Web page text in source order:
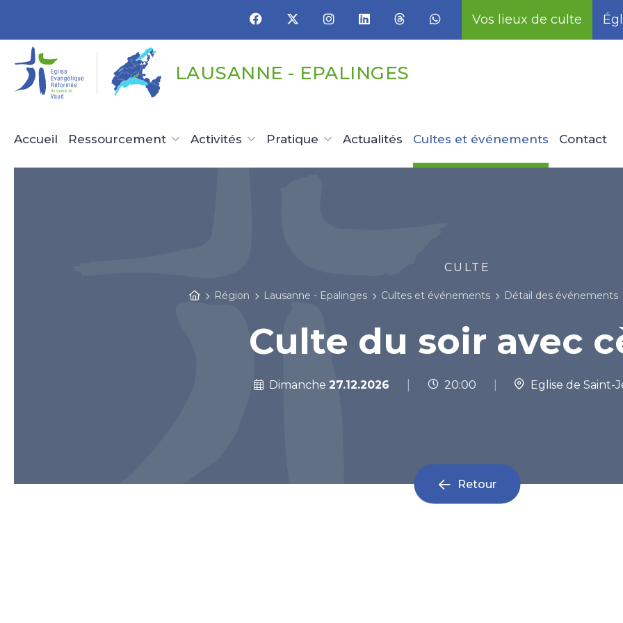
Vos lieux de culte
LAUSANNE - EPALINGES
Accueil Ressourcement Activités Pratique Actualités Cultes et événements Contact
CULTE
Région Lausanne - Epalinges Cultes et événements Détail des événements
Culte du soir avec
Dimanche 27.12.2026 | 20:00 Eglise de Saint-
Retour